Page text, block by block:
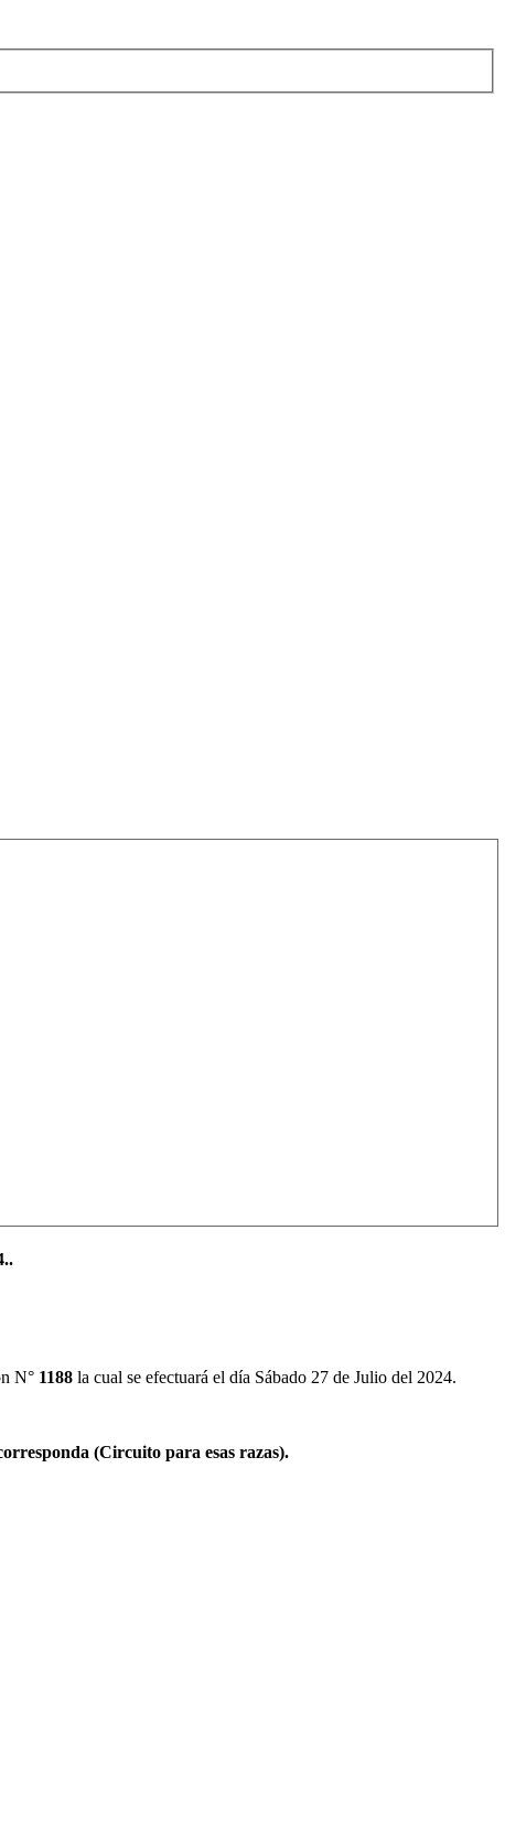
N° 1188 la cual se efectuará el día Sábado 27 de Julio del 2024.
(Circuito para esas razas).